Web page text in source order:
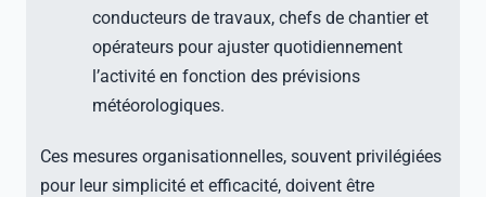
conducteurs de travaux, chefs de chantier et
opérateurs pour ajuster quotidiennement
l’activité en fonction des prévisions
météorologiques.
Ces mesures organisationnelles, souvent privilégiées
pour leur simplicité et efficacité, doivent être